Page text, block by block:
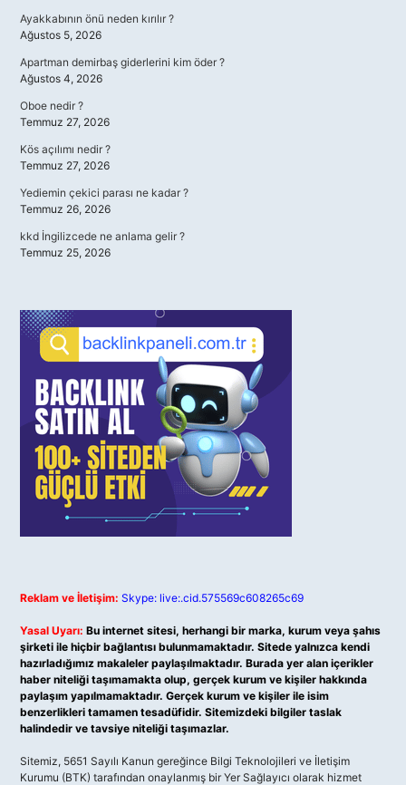
Ayakkabının önü neden kırılır ?
Ağustos 5, 2026
Apartman demirbaş giderlerini kim öder ?
Ağustos 4, 2026
Oboe nedir ?
Temmuz 27, 2026
Kös açılımı nedir ?
Temmuz 27, 2026
Yediemin çekici parası ne kadar ?
Temmuz 26, 2026
kkd İngilizcede ne anlama gelir ?
Temmuz 25, 2026
Reklam ve İletişim: Skype: live:.cid.575569c608265c69
Yasal Uyarı: Bu internet sitesi, herhangi bir marka, kurum veya şahıs
şirketi ile hiçbir bağlantısı bulunmamaktadır. Sitede yalnızca kendi
hazırladığımız makaleler paylaşılmaktadır. Burada yer alan içerikler
haber niteliği taşımamakta olup, gerçek kurum ve kişiler hakkında
paylaşım yapılmamaktadır. Gerçek kurum ve kişiler ile isim
benzerlikleri tamamen tesadüfidir. Sitemizdeki bilgiler taslak
halindedir ve tavsiye niteliği taşımazlar.
Sitemiz, 5651 Sayılı Kanun gereğince Bilgi Teknolojileri ve İletişim
Kurumu (BTK) tarafından onaylanmış bir Yer Sağlayıcı olarak hizmet